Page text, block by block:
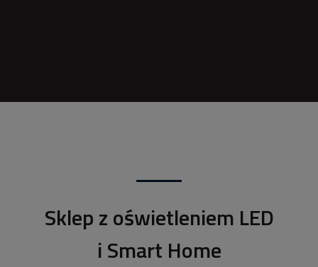
Sklep z oświetleniem LED
i Smart Home